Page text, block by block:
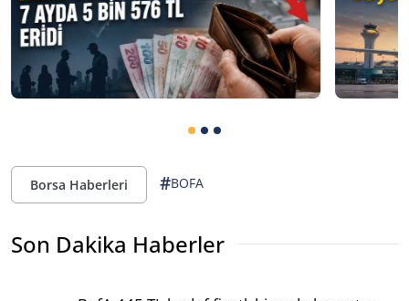
Borsa Haberleri #BOFA
Son Dakika Haberler